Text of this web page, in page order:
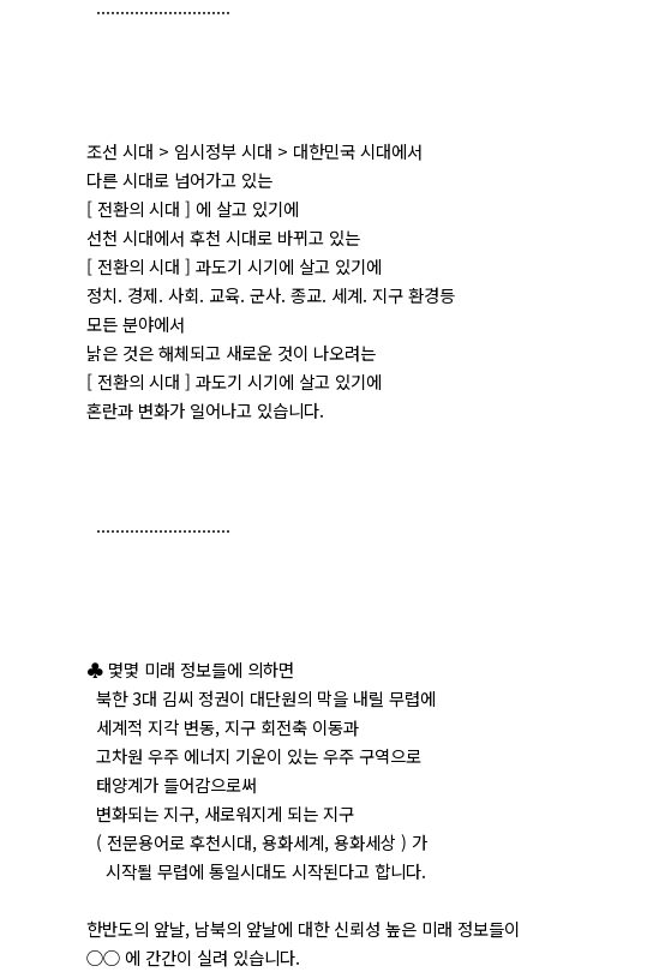
............................
조선 시대 > 임시정부 시대 > 대한민국 시대에서
다른 시대로 넘어가고 있는
[ 전환의 시대 ] 에 살고 있기에
선천 시대에서 후천 시대로 바뀌고 있는
[ 전환의 시대 ] 과도기 시기에 살고 있기에
정치. 경제. 사회. 교육. 군사. 종교. 세계. 지구 환경등
모든 분야에서
낡은 것은 해체되고 새로운 것이 나오려는
[ 전환의 시대 ] 과도기 시기에 살고 있기에
혼란과 변화가 일어나고 있습니다.
............................
♣ 몇몇 미래 정보들에 의하면
북한 3대 김씨 정권이 대단원의 막을 내릴 무렵에
세계적 지각 변동, 지구 회전축 이동과
고차원 우주 에너지 기운이 있는 우주 구역으로
태양계가 들어감으로써
변화되는 지구, 새로워지게 되는 지구
( 전문용어로 후천시대, 용화세계, 용화세상 ) 가
시작될 무렵에 통일시대도 시작된다고 합니다.
한반도의 앞날, 남북의 앞날에 대한 신뢰성 높은 미래 정보들이
○○ 에 간간이 실려 있습니다.